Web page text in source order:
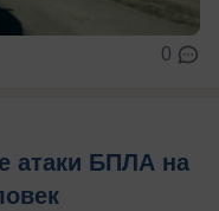
0
атаки БПЛА на